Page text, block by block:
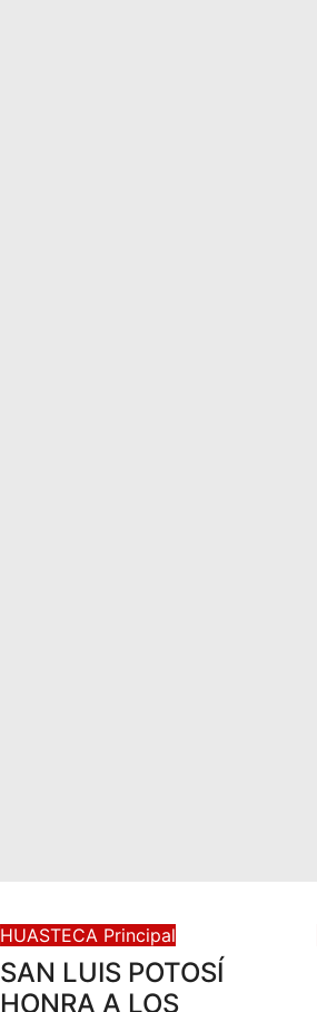
HUASTECA Principal
SAN LUIS POTOSÍ
HONRA A LOS